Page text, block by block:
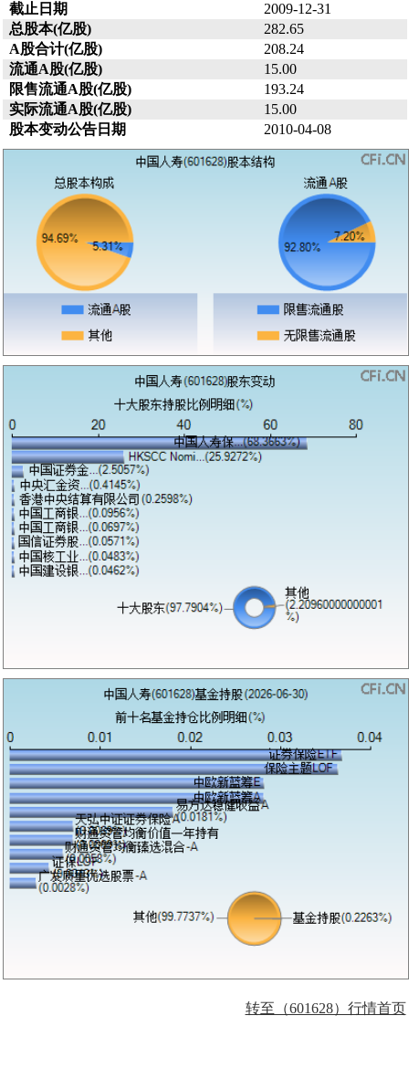
截止日期
2009-12-31
总股本(亿股)
282.65
A股合计(亿股)
208.24
流通A股(亿股)
15.00
限售流通A股(亿股)
193.24
实际流通A股(亿股)
15.00
股本变动公告日期
2010-04-08
转至（601628）行情首页